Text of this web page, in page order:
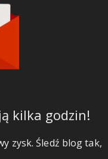
kilka godzin!
zysk. Śledź blog tak,